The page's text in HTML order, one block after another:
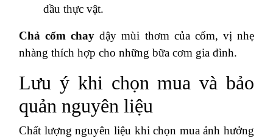
dầu thực vật.
Chả cốm chay dậy mùi thơm của cốm, vị nhẹ
nhàng thích hợp cho những bữa cơm gia đình.
Lưu ý khi chọn mua và bảo
quản nguyên liệu
Chất lượng nguyên liệu khi chọn mua ảnh hưởng